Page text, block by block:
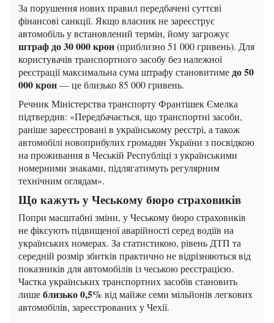
За порушення нових правил передбачені суттєві
фінансові санкції. Якщо власник не зареєструє
автомобіль у встановлений термін, йому загрожує
штраф до 30 000 крон(приблизно 51 000 гривень). Для
користувачів транспортного засобу без належної
реєстрації максимальна сума штрафу становитиме до 50
000 крон— це близько 85 000 гривень.
Речник Міністерства транспорту Франтішек Ємелка
підтвердив: «Передбачається, що транспортні засоби,
раніше зареєстровані в українському реєстрі, а також
автомобілі новоприбулих громадян України з посвідкою
на проживання в Чеській Республіці з українськими
номерними знаками, підлягатимуть регулярним
технічним оглядам».
Що кажуть у Чеському бюро страховиків
Попри масштабні зміни, у Чеському бюро страховиків
не фіксують підвищеної аварійності серед водіїв на
українських номерах. За статистикою, рівень ДТП та
середній розмір збитків практично не відрізняються від
показників для автомобілів із чеською реєстрацією.
Частка українських транспортних засобів становить
лишеблизько 0,5% від майже семи мільйонів легкових
автомобілів, зареєстрованих у Чехії.